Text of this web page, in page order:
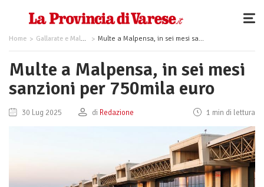
Home Gallarate e Malpensa Multe a Malpensa, in sei mesi sanzioni per 750mila euro
Multe a Malpensa, in sei mesi
sanzioni per 750mila euro
30 Lug 2025 di Redazione 1 min di lettura